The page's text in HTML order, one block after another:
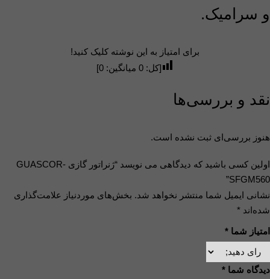
و سرامیک.
برای امتیاز به این نوشته کلیک کنید!
[کل: 0 میانگین: 0
]
نقد و بررسی‌ها
هنوز بررسی‌ای ثبت نشده است.
اولین کسی باشید که دیدگاهی می نویسد “ژنراتور گازی GUASCOR-
SFGM560”
نشانی ایمیل شما منتشر نخواهد شد. بخش‌های موردنیاز علامت‌گذاری
شده‌اند *
امتیاز شما *
دیدگاه شما *